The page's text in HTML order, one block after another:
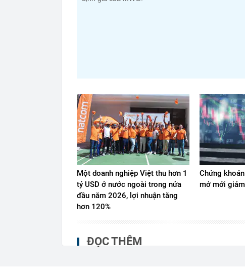
Một doanh nghiệp Việt thu hơn 1
tỷ USD ở nước ngoài trong nửa
đầu năm 2026, lợi nhuận tăng
hơn 120%
Chứng
mở mới
ĐỌC THÊM